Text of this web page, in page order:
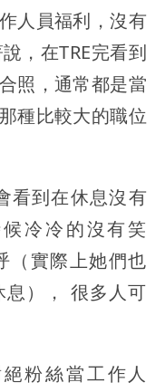
人員福利，沒有
，在TRE完看到
照，通常都是當
種比較大的職位
看到在休息沒有
冷冷的沒有笑
（實際上她們也
）， 很多人可
粉絲當工作人